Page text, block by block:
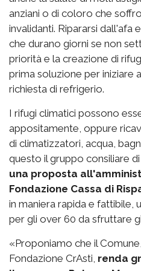
anziani o di coloro che
invalidanti. Ripararsi dall'afa
che durano giorni se non
priorità e la creazione di
prima soluzione per iniziare
richiesta di refrigerio.
I rifugi climatici possono
appositamente, oppure
di climatizzatori, acqua,
questo il gruppo consiliare di
una proposta
Fondazione Cassa di
in maniera rapida e fattibile,
per gli over 60 da sfruttare
«Proponiamo che il
Fondazione CrAsti, renda